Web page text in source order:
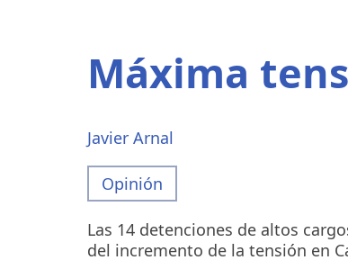
Máxima
Javier Arnal
Opinión
Las 14 detenciones de altos
del incremento de la tensión en